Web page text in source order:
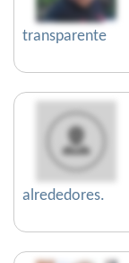
transparente
alrededores.